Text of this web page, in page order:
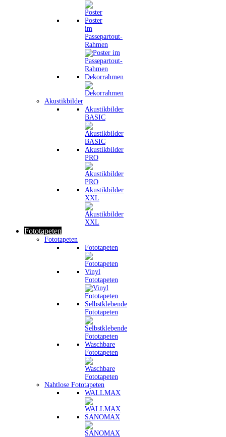
Poster
im
Passepartout-
Rahmen
Dekorrahmen
Akustikbilder
Akustikbilder
BASIC
Akustikbilder
PRO
Akustikbilder
XXL
Fototapeten
Fototapeten
Fototapeten
Vinyl
Fototapeten
Selbstklebende
Fototapeten
Waschbare
Fototapeten
Nahtlose Fototapeten
WALLMAX
SANOMAX